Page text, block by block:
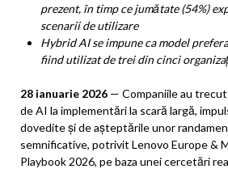
prezent, în timp ce jumătate (54%)
scenarii de utilizare
Hybrid AI se impune ca model
fiind utilizat de trei din cinci
28 ianuarie 2026 — Companiile au
de AI la implementări la scară largă,
dovedite și de așteptările unor
semnificative, potrivit Lenovo Europe &
Playbook 2026, pe baza unei cercetări